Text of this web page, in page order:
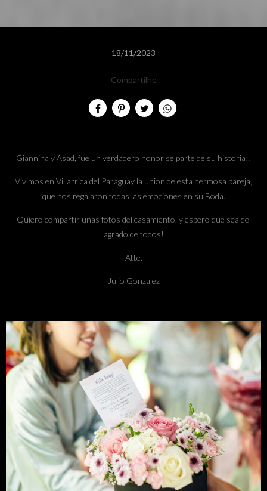
18/11/2023
Compartilhe
Giannina y Asad, fue un verdadero honor se parte de su historia!!
Vivimos en Villarrica del Paraguay la union de esta hermosa pareja,
que nos regalaron todas las emociones en su Boda.
Quiero compartir unas fotos del casamiento, y espero que sea del
agrado de todos!
Atte.
Julio Gonzalez